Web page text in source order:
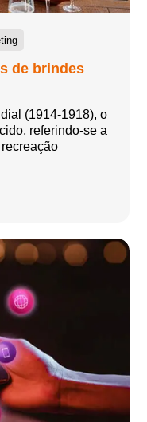
de brindes
(1914-1918), o
referindo-se a